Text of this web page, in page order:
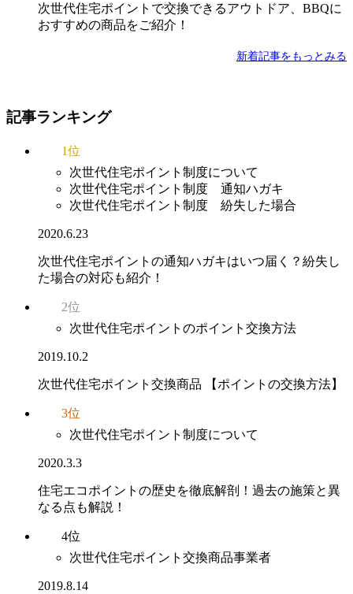
次世代住宅ポイントで交換できるアウトドア、BBQに
おすすめの商品をご紹介！
新着記事をもっとみる
記事ランキング
1位
次世代住宅ポイント制度について
次世代住宅ポイント制度 通知ハガキ
次世代住宅ポイント制度 紛失した場合
2020.6.23
次世代住宅ポイントの通知ハガキはいつ届く？紛失し
た場合の対応も紹介！
2位
次世代住宅ポイントのポイント交換方法
2019.10.2
次世代住宅ポイント交換商品 【ポイントの交換方法】
3位
次世代住宅ポイント制度について
2020.3.3
住宅エコポイントの歴史を徹底解剖！過去の施策と異
なる点も解説！
4位
次世代住宅ポイント交換商品事業者
2019.8.14